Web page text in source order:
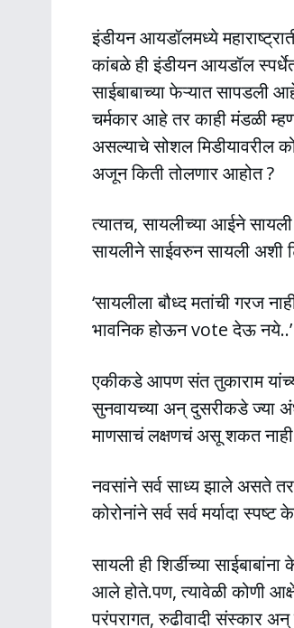
इंडीयन आयडॉलमध्ये
कांबळे ही इंडीयन आयडॉल
साईबाबाच्या फेऱ्यात सापडली
चर्मकार आहे तर काही मंडळी
असल्याचे सोशल मिडीयावरील
अजून किती तोलणार आहोत ?
त्यातच, सायलीच्या आईने
सायलीने साईवरुन सायली अशी
‘सायलीला बौध्द मतांची गरज
भावनिक होऊन vote देऊ नये..’
एकीकडे आपण संत तुकाराम
सुनवायच्या अन् दुसरीकडे ज्या
माणसाचं लक्षणचं असू शकत
नवसांने सर्व साध्य झाले असते
कोरोनांने सर्व सर्व मर्यादा
सायली ही शिर्डीच्या
आले होते.पण, त्यावेळी कोणी
परंपरागत, रुढीवादी संस्कार